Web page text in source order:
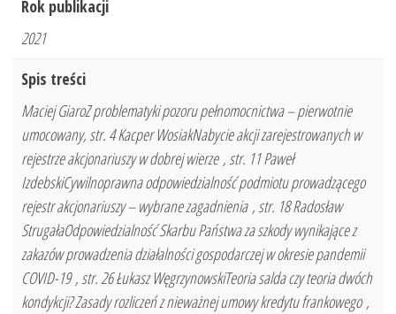
Rok publikacji
2021
Spis treści
Maciej GiaroZ problematyki pozoru pełnomocnictwa – pierwotnie
umocowany, str. 4 Kacper WosiakNabycie akcji zarejestrowanych w
rejestrze akcjonariuszy w dobrej wierze , str. 11 Paweł
IzdebskiCywilnoprawna odpowiedzialność podmiotu prowadzącego
rejestr akcjonariuszy – wybrane zagadnienia , str. 18 Radosław
StrugałaOdpowiedzialność Skarbu Państwa za szkody wynikające z
zakazów prowadzenia działalności gospodarczej w okresie pandemii
COVID-19 , str. 26 Łukasz WęgrzynowskiTeoria salda czy teoria dwóch
kondykcji? Zasady rozliczeń z nieważnej umowy kredytu frankowego ,